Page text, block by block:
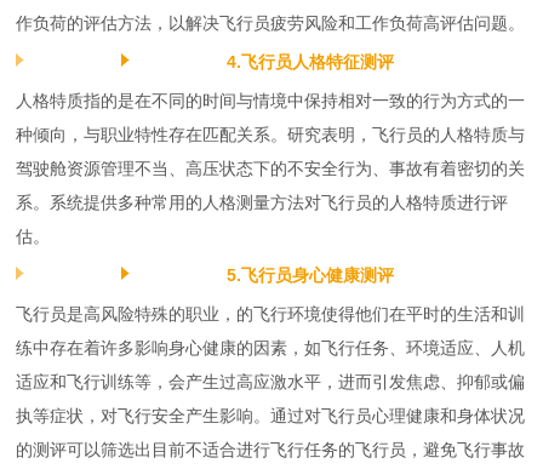
作负荷的评估方法，以解决飞行员疲劳风险和工作负荷高评估问题。
4.飞行员人格特征测评
人格特质指的是在不同的时间与情境中保持相对一致的行为方式的一
种倾向，与职业特性存在匹配关系。研究表明，飞行员的人格特质与
驾驶舱资源管理不当、高压状态下的不安全行为、事故有着密切的关
系。系统提供多种常用的人格测量方法对飞行员的人格特质进行评
估。
5.飞行员身心健康测评
飞行员是高风险特殊的职业，的飞行环境使得他们在平时的生活和训
练中存在着许多影响身心健康的因素，如飞行任务、环境适应、人机
适应和飞行训练等，会产生过高应激水平，进而引发焦虑、抑郁或偏
执等症状，对飞行安全产生影响。通过对飞行员心理健康和身体状况
的测评可以筛选出目前不适合进行飞行任务的飞行员，避免飞行事故